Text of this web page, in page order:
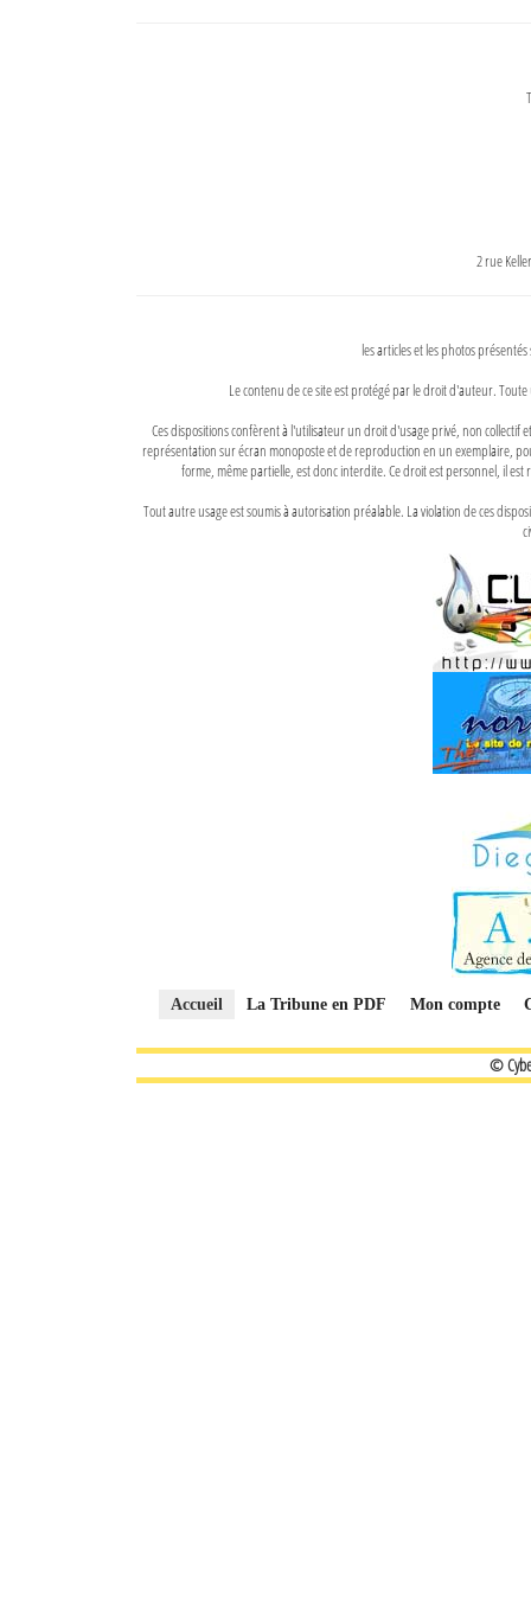
2 rue
les articles et les photos
Le contenu de ce site est protégé par le droit d'auteur.
Ces dispositions confèrent à l'utilisateur un droit d'usage privé, non
représentation sur écran monoposte et de reproduction en un exemplaire,
forme, même partielle, est donc interdite. Ce droit est personnel, il
Tout autre usage est soumis à autorisation préalable. La violation de ces
Accueil La Tribune en PDF Mon compte
©